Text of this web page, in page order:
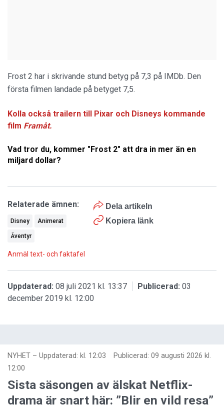
Frost 2 har i skrivande stund betyg på 7,3 på IMDb. Den
första filmen landade på betyget 7,5.
Kolla också trailern till Pixar och Disneys kommande
film Framåt.
Vad tror du, kommer "Frost 2" att dra in mer än en
miljard dollar?
Dela artikeln
Kopiera länk
Relaterade ämnen:
Disney Animerat
Äventyr
Anmäl text- och faktafel
Uppdaterad: 08 juli 2021 kl. 13:37 Publicerad: 03
december 2019 kl. 12:00
NYHET – Uppdaterad: kl. 12:03 Publicerad: 09 augusti 2026 kl.
12:00
Sista säsongen av älskat Netflix-
drama är snart här: ”Blir en vild resa”